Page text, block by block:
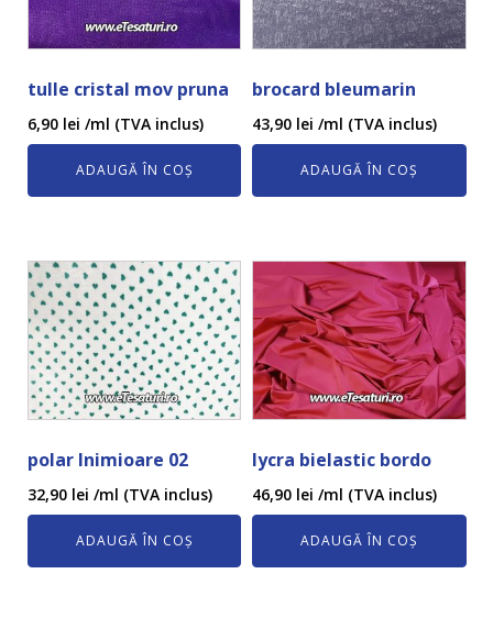
tulle cristal mov pruna
6,90 lei /ml (TVA inclus)
ADAUGĂ ÎN COȘ
brocard bleumarin
43,90 lei /ml (TVA inclus)
ADAUGĂ ÎN COȘ
polar Inimioare 02
32,90 lei /ml (TVA inclus)
ADAUGĂ ÎN COȘ
lycra bielastic bordo
46,90 lei /ml (TVA inclus)
ADAUGĂ ÎN COȘ